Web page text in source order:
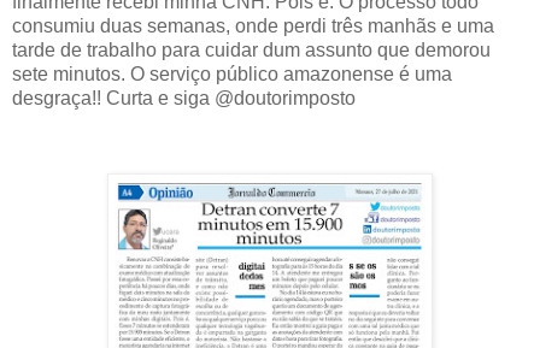
consumiu duas semanas, onde perdi três manhãs e uma
tarde de trabalho para cuidar dum assunto que demorou
sete minutos. O serviço público amazonense é uma
desgraça!! Curta e siga @doutorimposto